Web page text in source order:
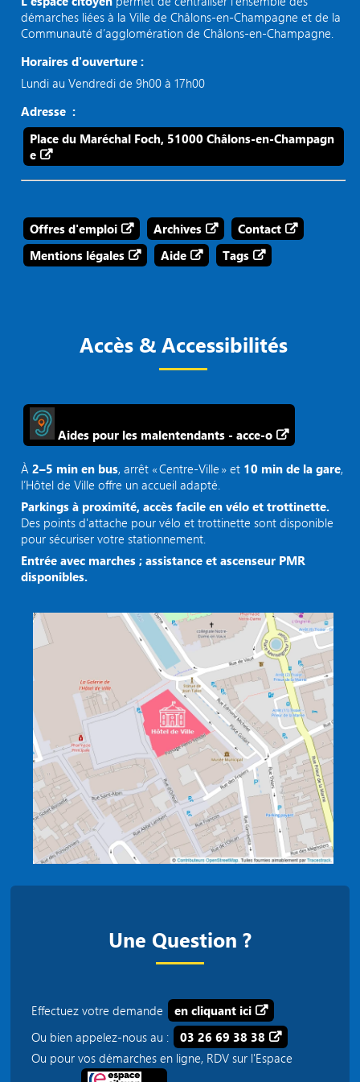
démarches liées à la Ville de Châlons-en-Champagne et de la
Communauté d’agglomération de Châlons-en-Champagne.
Horaires d'ouverture :
Lundi au Vendredi de 9h00 à 17h00
Adresse :
Place du Maréchal Foch, 51000 Châlons-en-Champagn
e
Offres d'emploi Archives
Contact
Mentions légales
Aide Tags
Accès & Accessibilités
Aides pour les malentendants - acce-o
À2–5 min en bus, arrêt « Centre‑Ville » et 10 min de la gare,
l’Hôtel de Ville offre un accueil adapté.
Parkings à proximité, accès facile en vélo et trottinette.
Des points d'attache pour vélo et trottinette sont disponible
pour sécuriser votre stationnement.
Entrée avec marches ; assistance et ascenseur PMR
disponibles.
Une Question ?
Effectuez votre demande
en cliquant ici
Ou bien appelez-nous au :
03 26 69 38 38
Ou pour vos démarches en ligne, RDV sur l'Espace